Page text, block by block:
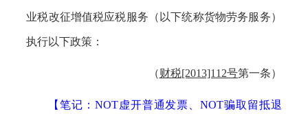
业税改征增值税应税服务（以下统称货物劳务服务）
执行以下政策：
（财税[2013]112号第一条）
【笔记： NOT虚开普通发票、NOT骗取留抵退